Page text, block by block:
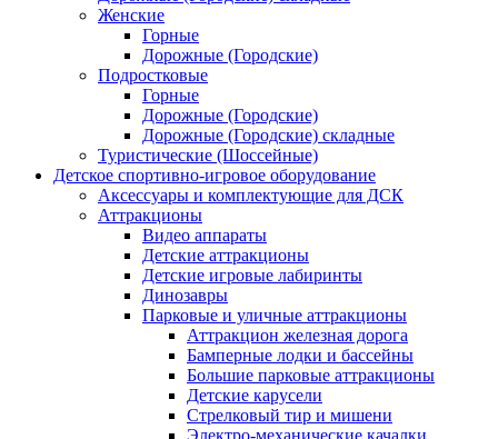
Женские
Горные
Дорожные (Городские)
Подростковые
Горные
Дорожные (Городские)
Дорожные (Городские) складные
Туристические (Шоссейные)
Детское спортивно-игровое оборудование
Аксессуары и комплектующие для ДСК
Аттракционы
Видео аппараты
Детские аттракционы
Детские игровые лабиринты
Динозавры
Парковые и уличные аттракционы
Аттракцион железная дорога
Бамперные лодки и бассейны
Большие парковые аттракционы
Детские карусели
Стрелковый тир и мишени
Электро-механические качалки